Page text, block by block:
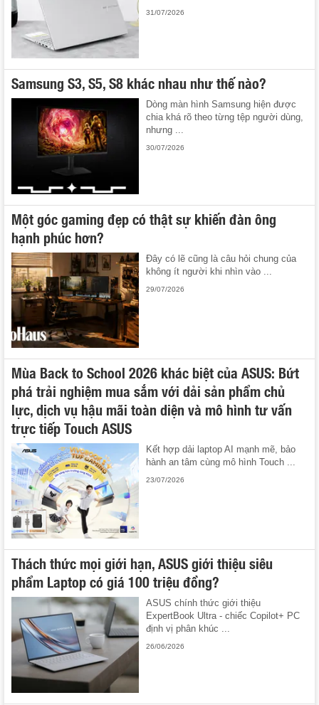
31/07/2026
Samsung S3, S5, S8 khác nhau như thế nào?
Dòng màn hình Samsung hiện được
chia khá rõ theo từng tệp người dùng,
nhưng ...
30/07/2026
Một góc gaming đẹp có thật sự khiến đàn ông
hạnh phúc hơn?
Đây có lẽ cũng là câu hỏi chung của
không ít người khi nhìn vào ...
29/07/2026
Mùa Back to School 2026 khác biệt của ASUS: Bứt
phá trải nghiệm mua sắm với dải sản phẩm chủ
lực, dịch vụ hậu mãi toàn diện và mô hình tư vấn
trực tiếp Touch ASUS
Kết hợp dải laptop AI mạnh mẽ, bảo
hành an tâm cùng mô hình Touch ...
23/07/2026
Thách thức mọi giới hạn, ASUS giới thiệu siêu
phẩm Laptop có giá 100 triệu đồng?
ASUS chính thức giới thiệu
ExpertBook Ultra - chiếc Copilot+ PC
định vị phân khúc ...
26/06/2026